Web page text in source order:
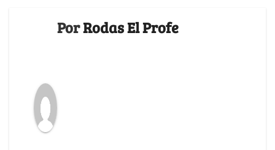
PorRodas El Profe